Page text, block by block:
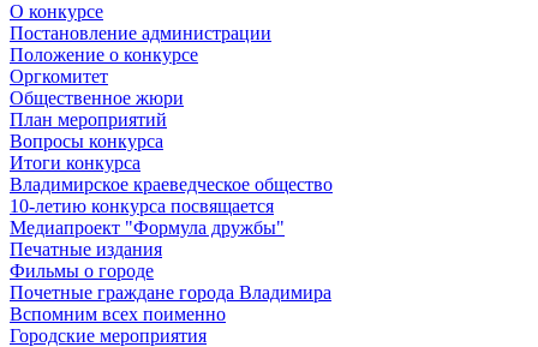
О конкурсе
Постановление администрации
Положение о конкурсе
Оргкомитет
Общественное жюри
План мероприятий
Вопросы конкурса
Итоги конкурса
Владимирское краеведческое общество
10-летию конкурса посвящается
Медиапроект "Формула дружбы"
Печатные издания
Фильмы о городе
Почетные граждане города Владимира
Вспомним всех поименно
Городские мероприятия